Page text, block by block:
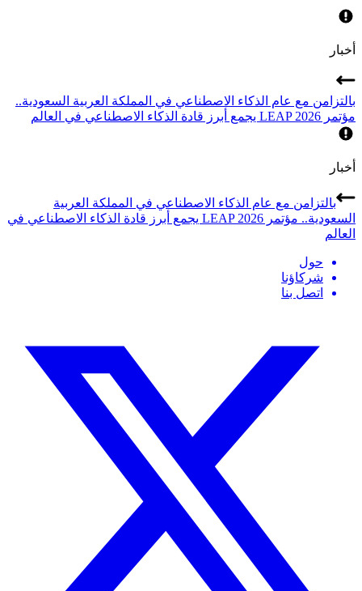
أخبار
بالتزامن مع عام الذكاء الاصطناعي في المملكة العربية السعودية..
مؤتمر LEAP 2026 يجمع أبرز قادة الذكاء الاصطناعي في العالم
أخبار
بالتزامن مع عام الذكاء الاصطناعي في المملكة العربية
السعودية.. مؤتمر LEAP 2026 يجمع أبرز قادة الذكاء الاصطناعي في
العالم
حول
شركاؤنا
اتصل بنا